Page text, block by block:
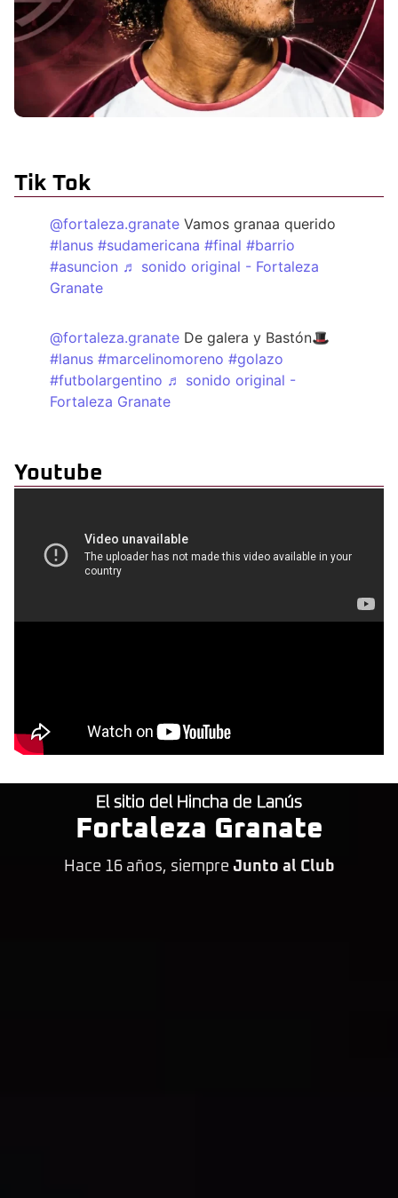
Tik Tok
@fortaleza.granate Vamos granaa querido
#lanus #sudamericana #final #barrio
#asuncion ♬ sonido original - Fortaleza
Granate
@fortaleza.granate De galera y Bastón🎩
#lanus #marcelinomoreno #golazo
#futbolargentino ♬ sonido original -
Fortaleza Granate
Youtube
El sitio del Hincha de Lanús
Fortaleza Granate
Hace 16 años, siempre Junto al Club